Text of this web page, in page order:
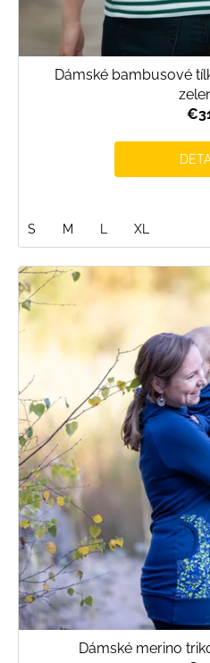
Dámské bambusové
S M L XL
Dámské merino